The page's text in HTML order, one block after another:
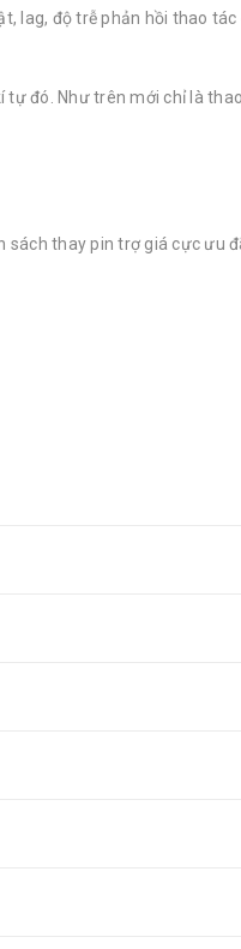
lag, độ trễ phản hồi thao
tự đó. Như trên mới chỉ là
thay pin trợ giá cực ưu